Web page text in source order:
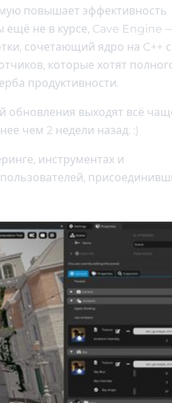
повышает эффективность
ещё не в курсе, Cave Engine
сочетающий ядро на C++ с
которые хотят
продуктивности.
обновления выходят всё
чем 2 недели назад. :)
инструментах и